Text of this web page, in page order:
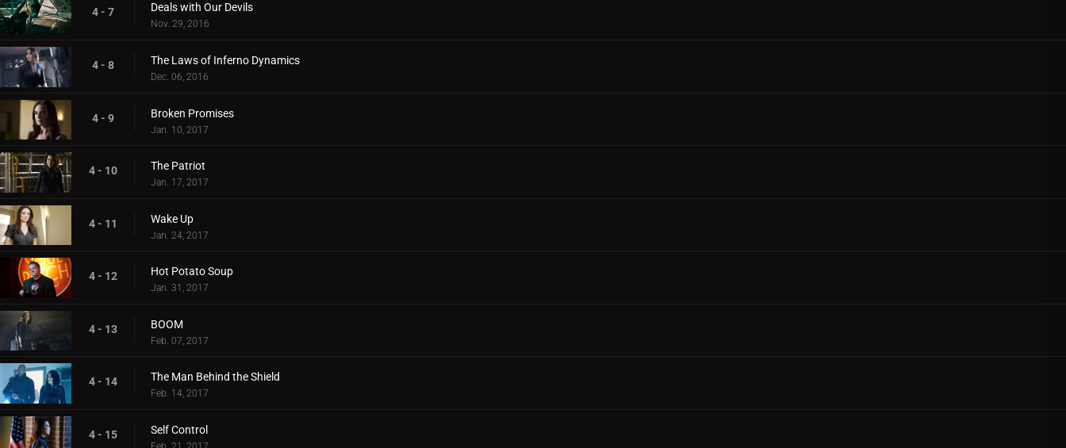
4 - 7 Deals with Our Devils
Nov. 29, 2016
4 - 8 The Laws of Inferno Dynamics
Dec. 06, 2016
4 - 9 Broken Promises
Jan. 10, 2017
4 - 10 The Patriot
Jan. 17, 2017
4 - 11 Wake Up
Jan. 24, 2017
4 - 12 Hot Potato Soup
Jan. 31, 2017
4 - 13 BOOM
Feb. 07, 2017
4 - 14 The Man Behind the Shield
Feb. 14, 2017
4 - 15 Self Control